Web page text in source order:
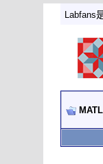
Labfans